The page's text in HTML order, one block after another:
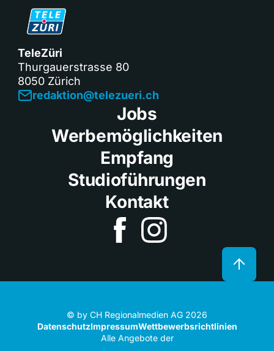
TeleZüri
Thurgauerstrasse 80
8050 Zürich
redaktion@telezueri.ch
Jobs
Werbemöglichkeiten
Empfang
Studioführungen
Kontakt
© by CH Regionalmedien AG 2026
DatenschutzImpressumWettbewerbsrichtlinien
Alle Angebote der